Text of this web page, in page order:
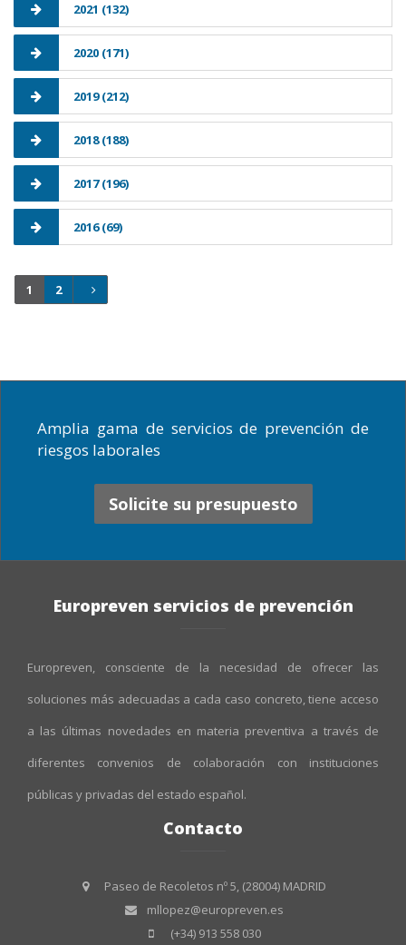
2021 (132)
2020 (171)
2019 (212)
2018 (188)
2017 (196)
2016 (69)
1 2
Amplia gama de servicios de prevención de
riesgos laborales
Solicite su presupuesto
Europreven servicios de prevención
Europreven, consciente de la necesidad de ofrecer las
soluciones más adecuadas a cada caso concreto, tiene acceso
a las últimas novedades en materia preventiva a través de
diferentes convenios de colaboración con instituciones
públicas y privadas del estado español.
Contacto
Paseo de Recoletos nº 5, (28004) MADRID
mllopez@europreven.es
(+34) 913 558 030